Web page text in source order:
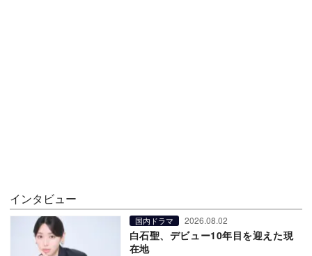
インタビュー
国内ドラマ 2026.08.02
白石聖、デビュー10年目を迎えた現
在地